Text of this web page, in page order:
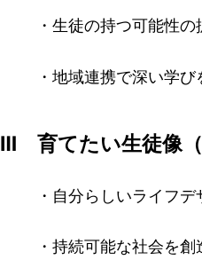
・生徒の持つ可能性の
・地域連携で深い学び
Ⅲ 育てたい生徒像（
・自分らしいライフデ
・持続可能な社会を創造